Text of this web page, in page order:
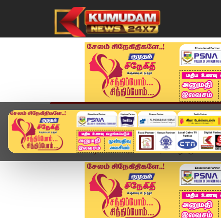
முகப்பு விளையாட்டு அண்மை தமிழ்நாடு
Home வீடியோ ஸ்டோரி "பவாரியா வழக்குகளில்